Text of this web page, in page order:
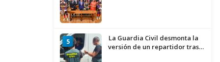
5
La Guardia Civil desmonta la
versión de un repartidor tras